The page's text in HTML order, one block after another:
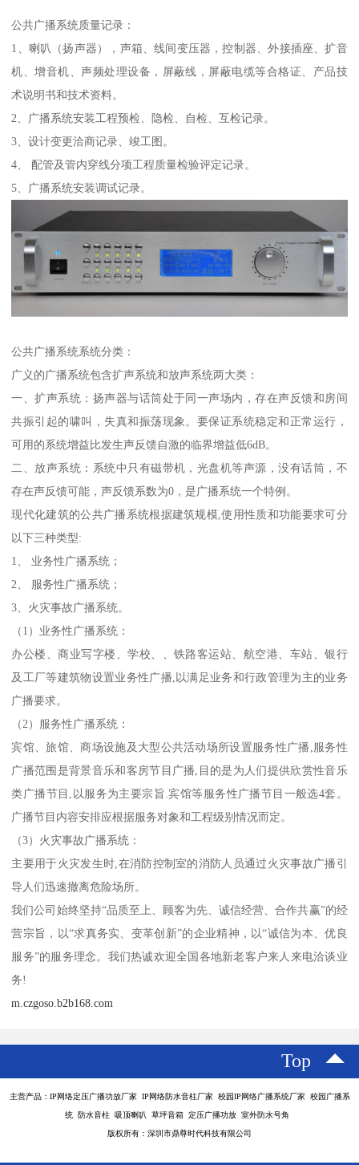
公共广播系统质量记录：
1、喇叭（扬声器），声箱、线间变压器，控制器、外接插座、扩音
机、增音机、声频处理设备，屏蔽线，屏蔽电缆等合格证、产品技
术说明书和技术资料。
2、广播系统安装工程预检、隐检、自检、互检记录。
3、设计变更洽商记录、竣工图。
4、 配管及管内穿线分项工程质量检验评定记录。
5、广播系统安装调试记录。
公共广播系统系统分类：
广义的广播系统包含扩声系统和放声系统两大类：
一、扩声系统：扬声器与话筒处于同一声场内，存在声反馈和房间
共振引起的啸叫，失真和振荡现象。要保证系统稳定和正常运行，
可用的系统增益比发生声反馈自激的临界增益低6dB。
二、放声系统：系统中只有磁带机，光盘机等声源，没有话筒，不
存在声反馈可能，声反馈系数为0，是广播系统一个特例。
现代化建筑的公共广播系统根据建筑规模,使用性质和功能要求可分
以下三种类型:
1、 业务性广播系统；
2、 服务性广播系统；
3、火灾事故广播系统。
（1）业务性广播系统：
办公楼、商业写字楼、学校、、铁路客运站、航空港、车站、银行
及工厂等建筑物设置业务性广播,以满足业务和行政管理为主的业务
广播要求。
（2）服务性广播系统：
宾馆、旅馆、商场设施及大型公共活动场所设置服务性广播,服务性
广播范围是背景音乐和客房节目广播,目的是为人们提供欣赏性音乐
类广播节目,以服务为主要宗旨.宾馆等服务性广播节目一般选4套。
广播节目内容安排应根据服务对象和工程级别情况而定。
（3）火灾事故广播系统：
主要用于火灾发生时,在消防控制室的消防人员通过火灾事故广播引
导人们迅速撤离危险场所。
我们公司始终坚持“品质至上、顾客为先、诚信经营、合作共赢”的经
营宗旨，以“求真务实、变革创新”的企业精神，以“诚信为本、优良
服务”的服务理念。我们热诚欢迎全国各地新老客户来人来电洽谈业
务!
m.czgoso.b2b168.com
Top
主营产品：IP网络定压广播功放厂家 IP网络防水音柱厂家 校园IP网络广播系统厂家 校园广播系
统 防水音柱 吸顶喇叭 草坪音箱 定压广播功放 室外防水号角
版权所有：深圳市鼎尊时代科技有限公司